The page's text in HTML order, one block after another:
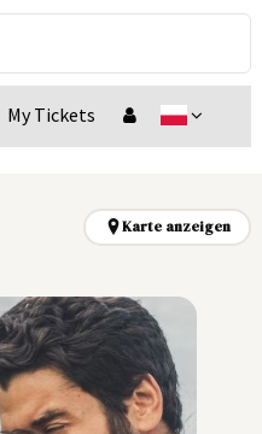
My Tickets
Karte anzeigen